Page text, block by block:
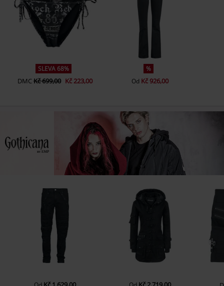
SLEVA 68%
DMCKč 699,00 Kč 223,00
%
Od Kč 926,00